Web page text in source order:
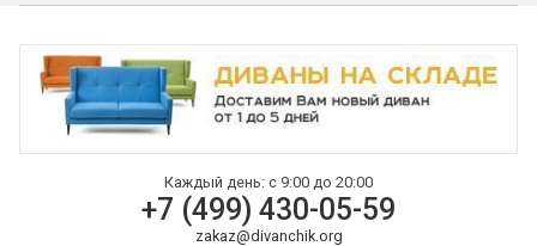
Оплата и доставка
Контакты
Каждый день: с 9:00 до 20:00
+7 (499) 430-05-59
zakaz@divanchik.org